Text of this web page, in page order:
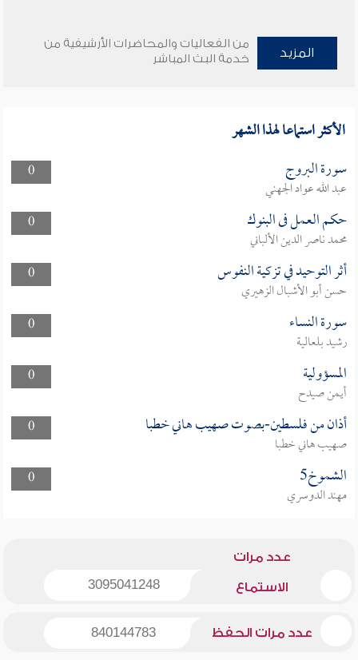
المزيد
من الفعاليات والمحاضرات الأرشيفية من
خدمة البث المباشر
الأكثر استماعا لهذا الشهر
0 سورة البروج
عبد الله عواد الجهني
0
حكم العمل فى البنوك
محمد ناصر الدين الألباني
0
أثر التوحيد في تزكية النفوس
حسن أبو الأشبال الزهيري
0
سورة النساء
رشيد بلعالية
0
المسؤولية
أيمن صيدح
0
أذان من فلسطين-بصوت صهيب هاني خطبا
صهيب هاني خطبا
0
الشموخ5
مهند الدوسري
عدد مرات
الاستماع 3095041248
عدد مرات الحفظ 840144783